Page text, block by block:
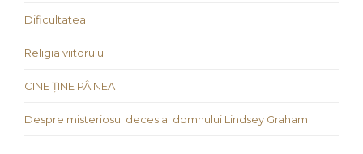
Dificultatea
Religia viitorului
CINE ȚINE PÂINEA
Despre misteriosul deces al domnului Lindsey Graham